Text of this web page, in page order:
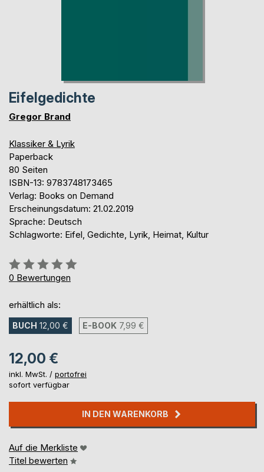
Eifelgedichte
Gregor Brand
Klassiker & Lyrik
Paperback
80 Seiten
ISBN-13: 9783748173465
Verlag: Books on Demand
Erscheinungsdatum: 21.02.2019
Sprache: Deutsch
Schlagworte: Eifel, Gedichte, Lyrik, Heimat, Kultur
Bewertung::
0%
0 Bewertungen
erhältlich als:
BUCH 12,00 € E-BOOK 7,99 €
12,00 €
inkl. MwSt. / portofrei
sofort verfügbar
IN DEN WARENKORB
Auf die Merkliste
Titel bewerten